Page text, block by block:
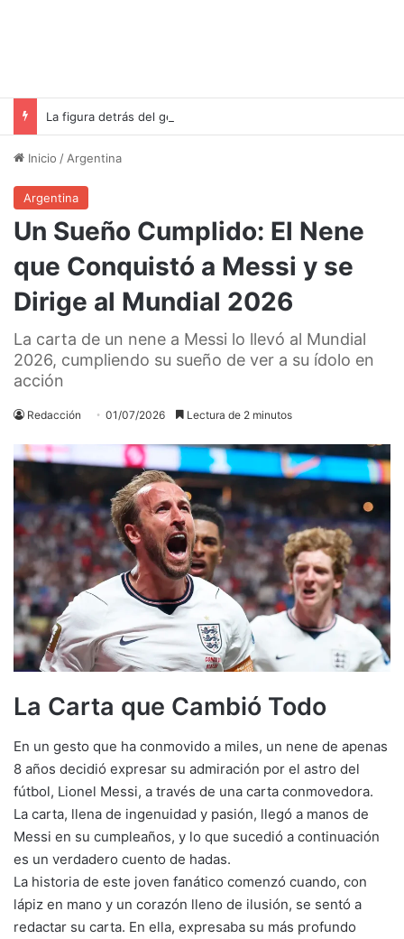
Inicio / Argentina
Argentina
Un Sueño Cumplido: El Nene
que Conquistó a Messi y se
Dirige al Mundial 2026
La carta de un nene a Messi lo llevó al Mundial
2026, cumpliendo su sueño de ver a su ídolo en
acción
Redacción 01/07/2026 Lectura de 2 minutos
La Carta que Cambió Todo
En un gesto que ha conmovido a miles, un nene de apenas
8 años decidió expresar su admiración por el astro del
fútbol, Lionel Messi, a través de una carta conmovedora.
La carta, llena de ingenuidad y pasión, llegó a manos de
Messi en su cumpleaños, y lo que sucedió a continuación
es un verdadero cuento de hadas.
La historia de este joven fanático comenzó cuando, con
lápiz en mano y un corazón lleno de ilusión, se sentó a
redactar su carta. En ella, expresaba su más profundo